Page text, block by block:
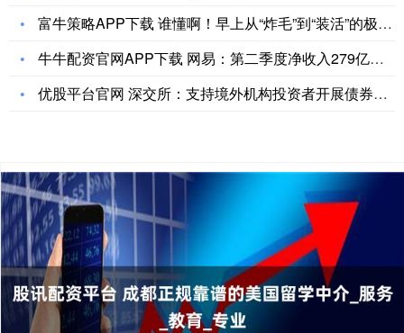
富牛策略APP下载 谁懂啊！早上从“炸毛”到“装活”的极限拉
牛牛配资官网APP下载 网易：第二季度净收入279亿元，同比
优股平台官网 深交所：支持境外机构投资者开展债券回购业务